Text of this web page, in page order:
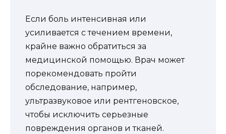
Если боль интенсивная или
усиливается с течением времени,
крайне важно обратиться за
медицинской помощью. Врач может
порекомендовать пройти
обследование, например,
ультразвуковое или рентгеновское,
чтобы исключить серьезные
повреждения органов и тканей.